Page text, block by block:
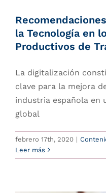
la Tecnología en
Productivos de
La digitalización
clave para la mejora
industria española en
global
febrero 17th, 2020 |
Leer más